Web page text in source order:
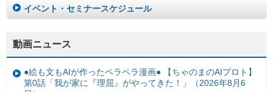
イベント・セミナースケジュール
動画ニュース
●絵も文もAIが作ったペラペラ漫画● 【ちゃのまのAIプロト】
第0話「我が家に『理屈』がやってきた！」（2026年8月6